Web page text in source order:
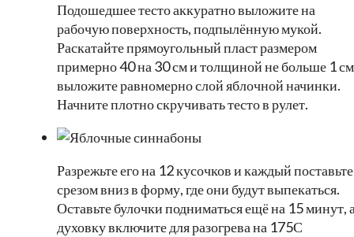
Подошедшее тесто аккуратно выложите на
рабочую поверхность, подпылённую мукой.
Раскатайте прямоугольный пласт размером
примерно 40 на 30 см и толщиной не больше 1
выложите равномерно слой яблочной начинки.
Начните плотно скручивать тесто в рулет.⠀
Разрежьте его на 12 кусочков и каждый поставьте
срезом вниз в форму, где они будут выпекаться.
Оставьте булочки подниматься ещё на 15 минут,
духовку включите для разогрева на 175С